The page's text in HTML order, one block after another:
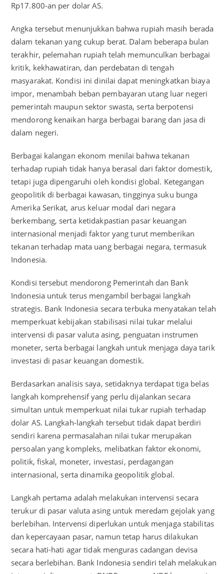
Rp17.800-an per dolar AS.
Angka tersebut menunjukkan bahwa rupiah masih berada
dalam tekanan yang cukup berat. Dalam beberapa bulan
terakhir, pelemahan rupiah telah memunculkan berbagai
kritik, kekhawatiran, dan perdebatan di tengah
masyarakat. Kondisi ini dinilai dapat meningkatkan biaya
impor, menambah beban pembayaran utang luar negeri
pemerintah maupun sektor swasta, serta berpotensi
mendorong kenaikan harga berbagai barang dan jasa di
dalam negeri.
Berbagai kalangan ekonom menilai bahwa tekanan
terhadap rupiah tidak hanya berasal dari faktor domestik,
tetapi juga dipengaruhi oleh kondisi global. Ketegangan
geopolitik di berbagai kawasan, tingginya suku bunga
Amerika Serikat, arus keluar modal dari negara
berkembang, serta ketidakpastian pasar keuangan
internasional menjadi faktor yang turut memberikan
tekanan terhadap mata uang berbagai negara, termasuk
Indonesia.
Kondisi tersebut mendorong Pemerintah dan Bank
Indonesia untuk terus mengambil berbagai langkah
strategis. Bank Indonesia secara terbuka menyatakan telah
memperkuat kebijakan stabilisasi nilai tukar melalui
intervensi di pasar valuta asing, penguatan instrumen
moneter, serta berbagai langkah untuk menjaga daya tarik
investasi di pasar keuangan domestik.
Berdasarkan analisis saya, setidaknya terdapat tiga belas
langkah komprehensif yang perlu dijalankan secara
simultan untuk memperkuat nilai tukar rupiah terhadap
dolar AS. Langkah-langkah tersebut tidak dapat berdiri
sendiri karena permasalahan nilai tukar merupakan
persoalan yang kompleks, melibatkan faktor ekonomi,
politik, fiskal, moneter, investasi, perdagangan
internasional, serta dinamika geopolitik global.
Langkah pertama adalah melakukan intervensi secara
terukur di pasar valuta asing untuk meredam gejolak yang
berlebihan. Intervensi diperlukan untuk menjaga stabilitas
dan kepercayaan pasar, namun tetap harus dilakukan
secara hati-hati agar tidak menguras cadangan devisa
secara berlebihan. Bank Indonesia sendiri telah melakukan